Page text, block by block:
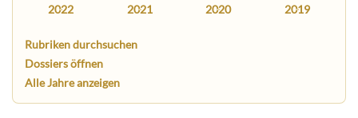
2022 2021 2020 2019
Rubriken durchsuchen
Dossiers öffnen
Alle Jahre anzeigen